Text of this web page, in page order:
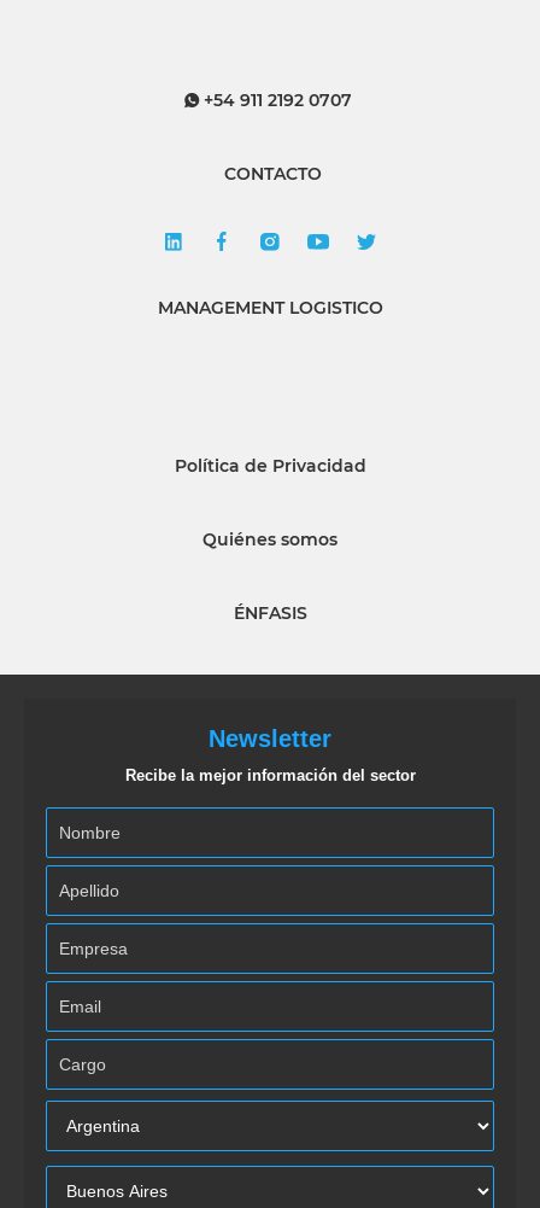
+54 911 2192 0707
CONTACTO
MANAGEMENT LOGISTICO
Política de Privacidad
Quiénes somos
ÉNFASIS
Newsletter
Recibe la mejor información del sector